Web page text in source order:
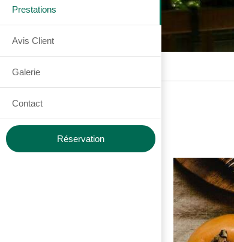
Prestations
Avis Client
Galerie
Contact
Réservation